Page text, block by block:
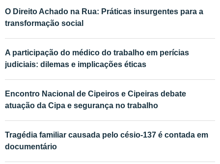
O Direito Achado na Rua: Práticas insurgentes para a
transformação social
A participação do médico do trabalho em perícias
judiciais: dilemas e implicações éticas
Encontro Nacional de Cipeiros e Cipeiras debate
atuação da Cipa e segurança no trabalho
Tragédia familiar causada pelo césio-137 é contada em
documentário